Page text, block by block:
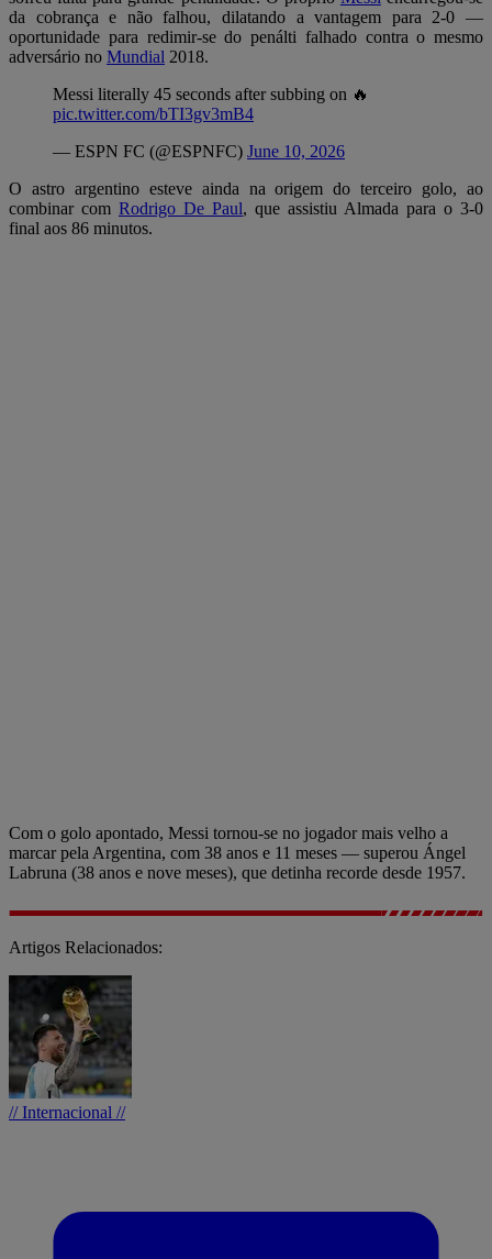
da cobrança e não falhou, dilatando a vantagem para 2-0 —
oportunidade para redimir-se do penálti falhado contra o mesmo
adversário no Mundial 2018.
Messi literally 45 seconds after subbing on 🔥
pic.twitter.com/bTI3gv3mB4
— ESPN FC (@ESPNFC) June 10, 2026
O astro argentino esteve ainda na origem do terceiro golo, ao
combinar com Rodrigo De Paul, que assistiu Almada para o 3-0
final aos 86 minutos.
Com o golo apontado, Messi tornou-se no jogador mais velho a
marcar pela Argentina, com 38 anos e 11 meses — superou Ángel
Labruna (38 anos e nove meses), que detinha recorde desde 1957.
Artigos Relacionados:
// Internacional //